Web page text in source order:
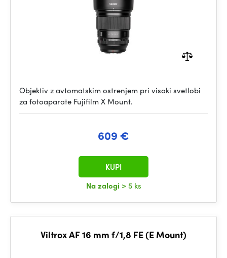
Objektiv z avtomatskim ostrenjem pri visoki svetlobi
za fotoaparate Fujifilm X Mount.
609 €
Na zalogi > 5 ks
KUPI
Viltrox AF 16 mm f/1,8 FE (E Mount)